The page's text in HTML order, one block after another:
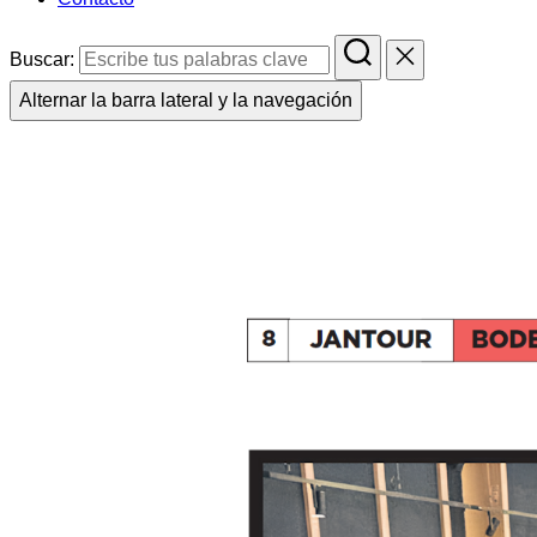
Buscar:
Alternar la barra lateral y la navegación